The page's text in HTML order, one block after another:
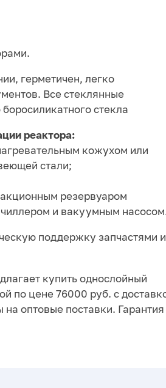
герметичен, легко
Все стеклянные
стекла
реактора:
кожухом или
стали;
резервуаром
и вакуумным
поддержку запчастями и
купить однослойный
по цене 76000 руб. с
оптовые поставки. Гарантия